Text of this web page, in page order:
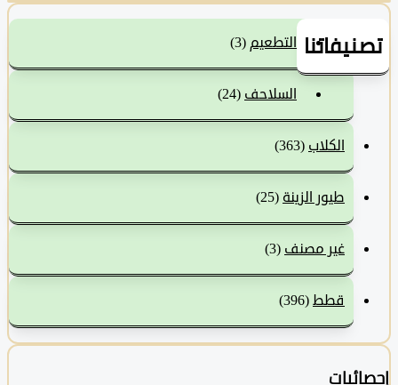
التطعيم(3)
السلاحف(24)
الكلاب(363)
طيور الزينة(25)
غير مصنف(3)
قطط (396)